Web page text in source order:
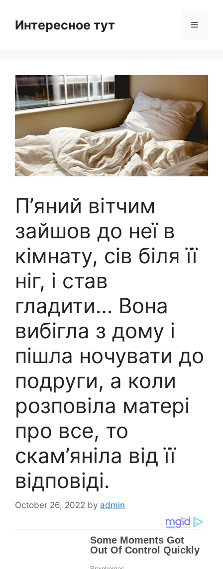
contentИнтересное тут Menu
П’яний вітчим
зайшов до неї в
кімнату, сів біля її
ніг, і став
гладити… Вона
вибігла з дому і
пішла ночувати до
подруги, а коли
розповіла матері
про все, то
скам’яніла від її
відповіді.
October 26, 2022 by admin